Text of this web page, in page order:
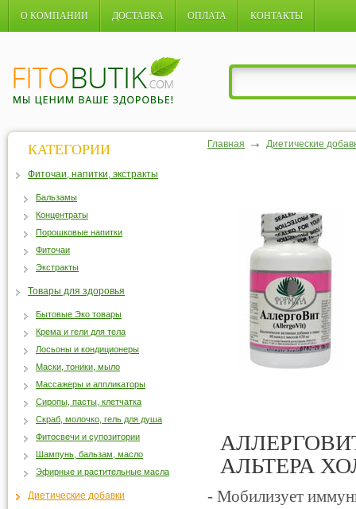
О КОМПАНИИ ДОСТАВКА ОПЛАТА КОНТАКТЫ
Главная Диетические
АЛЬТЕРА
- Мобилизует
КАТЕГОРИИ
Фиточаи, напитки, экстракты
Бальзамы
Концентраты
Порошковые напитки
Фиточаи
Экстракты
Товары для здоровья
Бытовые Эко товары
Крема и гели для тела
Лосьоны и кондиционеры
Маски, тоники, мыло
Массажеры и аппликаторы
Сиропы, пасты, клетчатка
Скраб, молочко, гель для душа
Фитосвечи и супозитории
Шампунь, бальзам, масло
Эфирные и растительные масла
Диетические добавки